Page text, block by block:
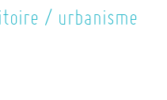
/ urbanisme